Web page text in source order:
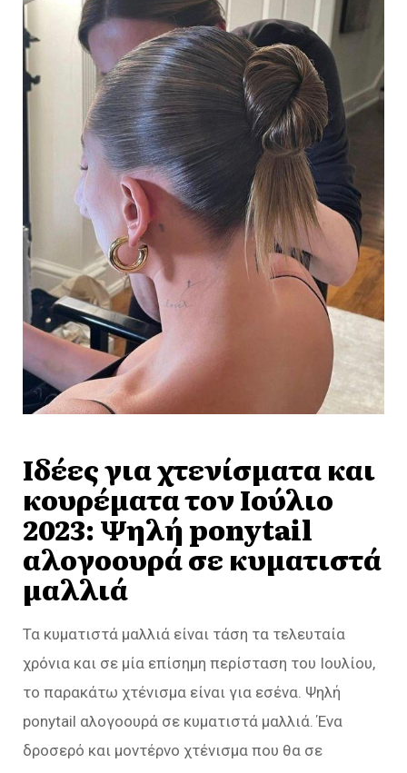
Ιδέες για χτενίσματα και
κουρέματα τον Ιούλιο
2023: Ψηλή ponytail
αλογοουρά σε κυματιστά
μαλλιά
Τα κυματιστά μαλλιά είναι τάση τα τελευταία
χρόνια και σε μία επίσημη περίσταση του Ιουλίου,
το παρακάτω χτένισμα είναι για εσένα. Ψηλή
ponytail αλογοουρά σε κυματιστά μαλλιά. Ένα
δροσερό και μοντέρνο χτένισμα που θα σε